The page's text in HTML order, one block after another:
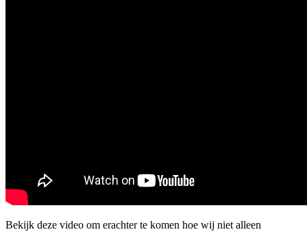
Bekijk deze video om erachter te komen hoe wij niet alleen